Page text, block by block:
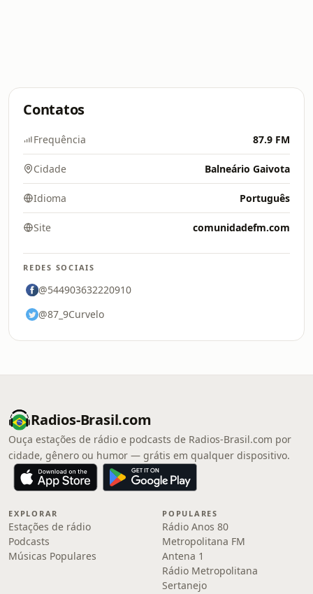
Contatos
Frequência 87.9 FM
Cidade Balneário Gaivota
Idioma Português
Site comunidadefm.com
REDES SOCIAIS
@544903632220910
@87_9Curvelo
Radios-Brasil.com
Ouça estações de rádio e podcasts de Radios-Brasil.com por
cidade, gênero ou humor — grátis em qualquer dispositivo.
EXPLORAR
Estações de rádio
Podcasts
Músicas Populares
POPULARES
Rádio Anos 80
Metropolitana FM
Antena 1
Rádio Metropolitana
Sertanejo